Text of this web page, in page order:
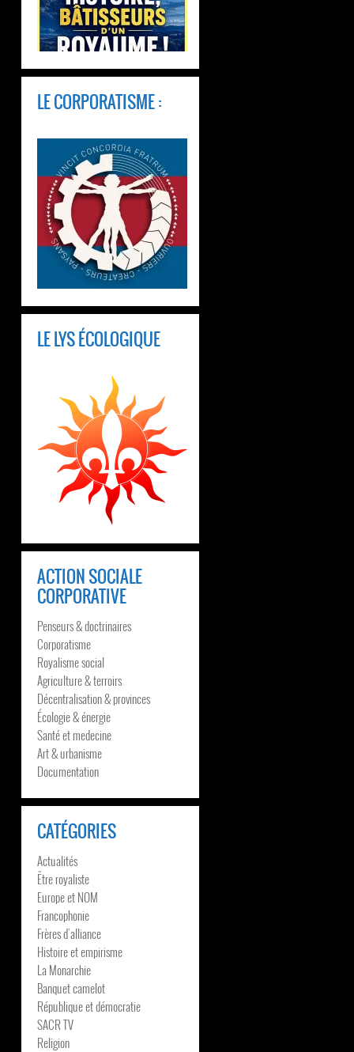
LE CORPORATISME :
LE LYS ÉCOLOGIQUE
ACTION SOCIALE
CORPORATIVE
Penseurs & doctrinaires
Corporatisme
Royalisme social
Agriculture & terroirs
Décentralisation & provinces
Écologie & énergie
Santé et medecine
Art & urbanisme
Documentation
CATÉGORIES
Actualités
Être royaliste
Europe et NOM
Francophonie
Frères d’alliance
Histoire et empirisme
La Monarchie
Banquet camelot
République et démocratie
SACR TV
Religion